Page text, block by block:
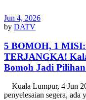
Jun 4, 2026
by DATV
5 BOMOH, 1
TERJANGKA!
Bomoh Jadi
Kuala Lumpur, 4 Jun
penyelesaian segera, ada